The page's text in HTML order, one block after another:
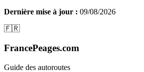
Dernière mise à jour : 09/08/2026
🇫🇷
FrancePeages.com
Guide des autoroutes